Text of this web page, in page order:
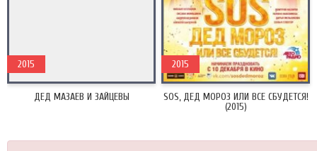
ДЕД МАЗАЕВ И ЗАЙЦЕВЫ
2015
SOS, ДЕД МОРОЗ ИЛИ ВСЕ СБУДЕТСЯ!
(2015)
2015